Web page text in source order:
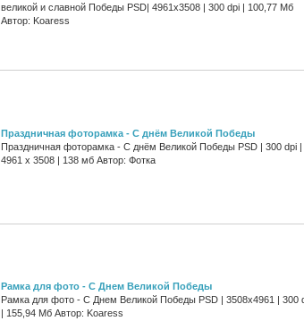
великой и славной Победы PSD| 4961x3508 | 300 dpi | 100,77 Мб
Автор: Koaress
Праздничная фоторамка - С днём Великой Победы
Праздничная фоторамка - С днём Великой Победы PSD | 300 dpi |
4961 x 3508 | 138 мб Автор: Фотка
Рамка для фото - C Днем Великой Победы
Рамка для фото - C Днем Великой Победы PSD | 3508x4961 | 300
| 155,94 Мб Автор: Koaress